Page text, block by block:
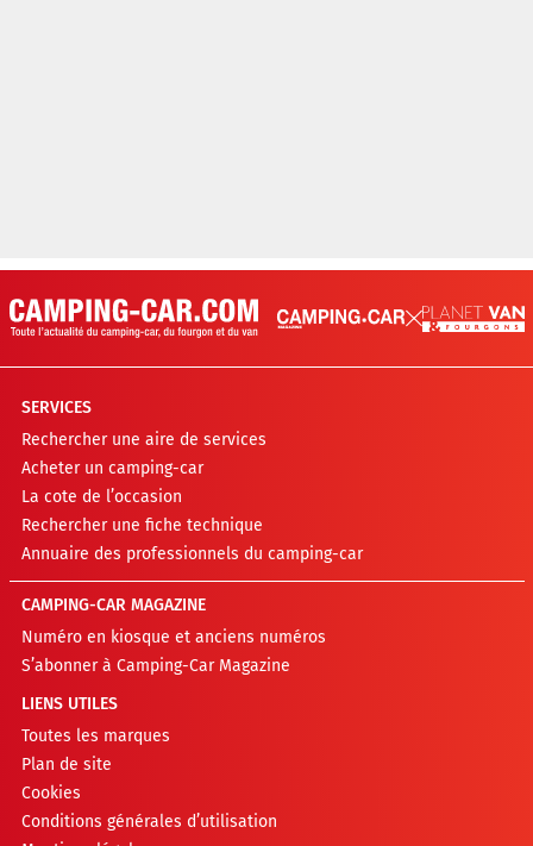
SERVICES
Rechercher une aire de services
Acheter un camping-car
La cote de l’occasion
Rechercher une fiche technique
Annuaire des professionnels du camping-car
CAMPING-CAR MAGAZINE
Numéro en kiosque et anciens numéros
S’abonner à Camping-Car Magazine
LIENS UTILES
Toutes les marques
Plan de site
Cookies
Conditions générales d’utilisation